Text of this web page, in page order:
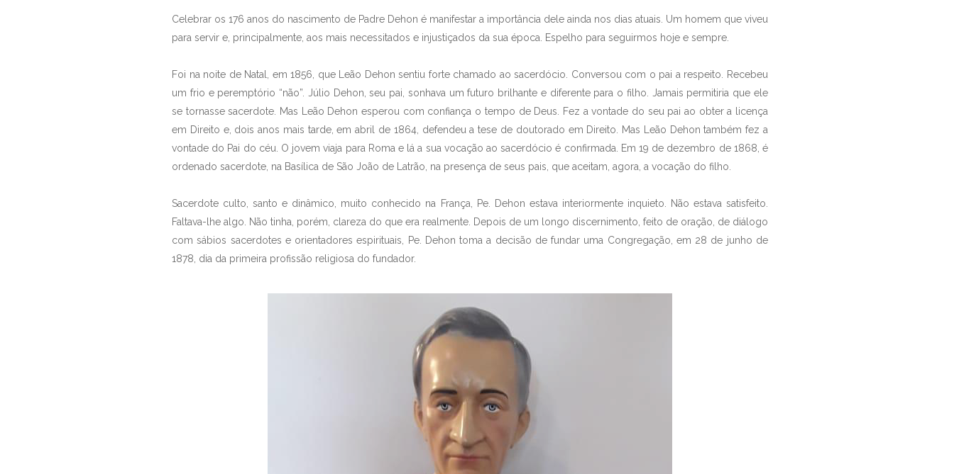
Celebrar os 176 anos do nascimento de Padre Dehon é manifestar a importância dele ainda nos dias atuais. Um homem que viveu
para servir e, principalmente, aos mais necessitados e injustiçados da sua época. Espelho para seguirmos hoje e sempre.
Foi na noite de Natal, em 1856, que Leão Dehon sentiu forte chamado ao sacerdócio. Conversou com o pai a respeito. Recebeu
um frio e peremptório “não”. Júlio Dehon, seu pai, sonhava um futuro brilhante e diferente para o filho. Jamais permitiria que ele
se tornasse sacerdote. Mas Leão Dehon esperou com confiança o tempo de Deus. Fez a vontade do seu pai ao obter a licença
em Direito e, dois anos mais tarde, em abril de 1864, defendeu a tese de doutorado em Direito. Mas Leão Dehon também fez a
vontade do Pai do céu. O jovem viaja para Roma e lá a sua vocação ao sacerdócio é confirmada. Em 19 de dezembro de 1868, é
ordenado sacerdote, na Basílica de São João de Latrão, na presença de seus pais, que aceitam, agora, a vocação do filho.
Sacerdote culto, santo e dinâmico, muito conhecido na França, Pe. Dehon estava interiormente inquieto. Não estava satisfeito.
Faltava-lhe algo. Não tinha, porém, clareza do que era realmente. Depois de um longo discernimento, feito de oração, de diálogo
com sábios sacerdotes e orientadores espirituais, Pe. Dehon toma a decisão de fundar uma Congregação, em 28 de junho de
1878, dia da primeira profissão religiosa do fundador.